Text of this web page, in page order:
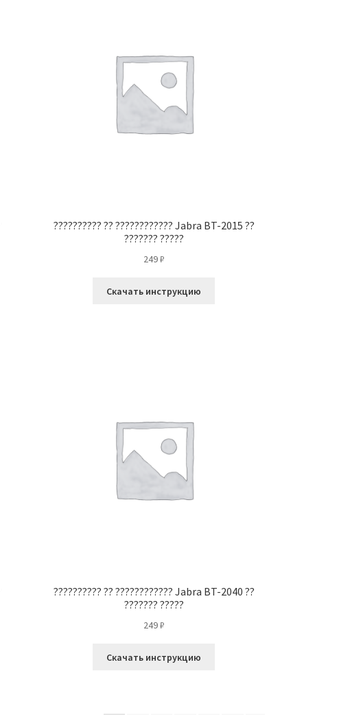
?????????? ?? ???????????? Jabra BT-2015 ??
??????? ?????
249₽
Скачать инструкцию
?????????? ?? ???????????? Jabra BT-2040 ??
??????? ?????
249₽
Скачать инструкцию